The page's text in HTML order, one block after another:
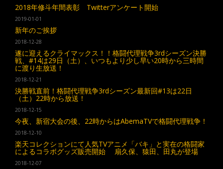
2018年修斗年間表彰 Twitterアンケート開始
2019-01-01
新年のご挨拶
2018-12-28
遂に迎えるクライマックス！！格闘代理戦争3rdシーズン決勝
戦、#14は29日（土）、いつもより少し早い20時から三時間
に渡り生放送！
2018-12-21
決勝戦直前！格闘代理戦争3rdシーズン最新回#13は22日
（土）22時から放送！
2018-12-15
今夜、新宿大会の後、22時からはAbemaTVで格闘代理戦争！
2018-12-10
楽天コレクションにて人気TVアニメ「バキ」と実在の格闘家
によるコラボグッズ販売開始 扇久保、猿田、田丸が登場
2018-12-07